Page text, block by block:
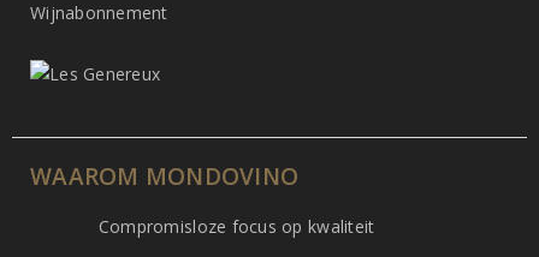
Wijnabonnement
WAAROM MONDOVINO
Compromisloze focus op kwaliteit